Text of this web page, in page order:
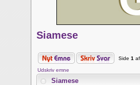
Siamese
Side 1 af
Udskriv emne
Siamese